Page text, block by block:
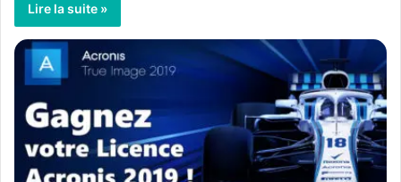
Lire la suite »